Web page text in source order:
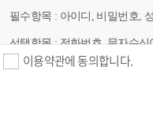
필수항목 : 아이디, 비밀번호,
선택항목 : 전화번호, 문자수
필수항목 : 사업자등록번호, (
이용약관에 동의합니다.